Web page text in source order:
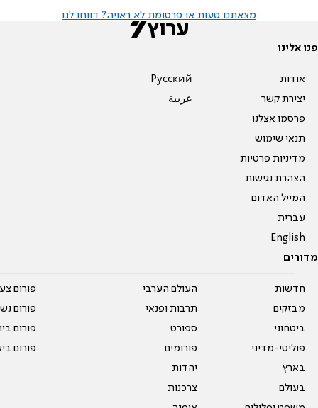
מצאתם טעות או פרסומת לא ראויה? דווחו לנו
פנו אלינו
אודות
יצירת קשר
פרסמו אצלנו
תנאי שימוש
מדיניות פרטיות
הצהרת נגישות
המייל האדום
עברית
English
Pусский
عربية
מדורים
חדשות
מבזקים
ביטחוני
פוליטי-מדיני
בארץ
בעולם
העולם הערבי
תרבות ופנאי
ספורט
פורומים
יהדות
צרכנות
פורום
פורום
פורום
פורום